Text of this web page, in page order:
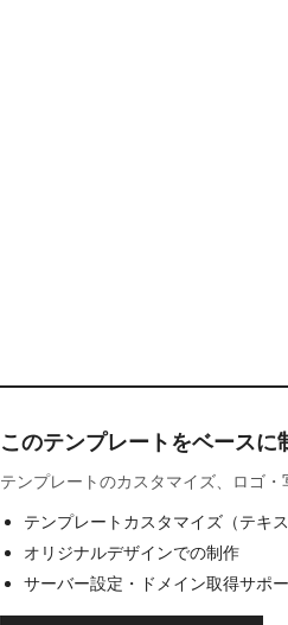
このテンプレートをベースに
テンプレートのカスタマイズ、ロゴ
テンプレートカスタマイズ（テキ
オリジナルデザインでの制作
サーバー設定・ドメイン取得サポ